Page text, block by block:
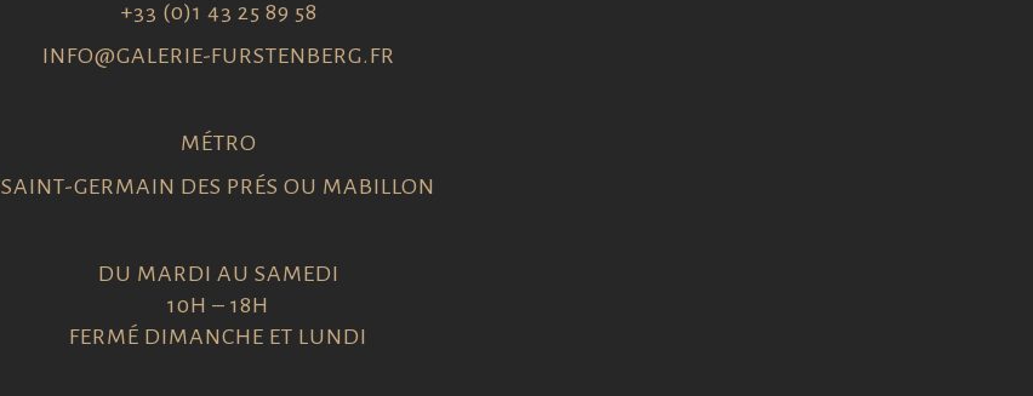
+33 (0)1 43 25 89 58
INFO@GALERIE-FURSTENBERG.FR
MÉTRO
SAINT-GERMAIN DES PRÉS OU MABILLON
DU MARDI AU SAMEDI
10H – 18H
FERMÉ DIMANCHE ET LUNDI